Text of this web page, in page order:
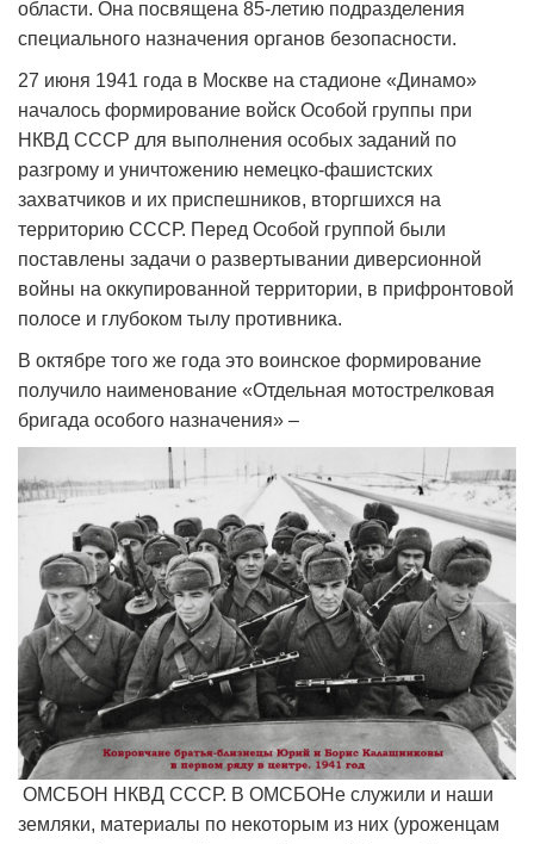
области. Она посвящена 85-летию подразделения
специального назначения органов безопасности.
27 июня 1941 года в Москве на стадионе «Динамо»
началось формирование войск Особой группы при
НКВД СССР для выполнения особых заданий по
разгрому и уничтожению немецко-фашистских
захватчиков и их приспешников, вторгшихся на
территорию СССР. Перед Особой группой были
поставлены задачи о развертывании диверсионной
войны на оккупированной территории, в прифронтовой
полосе и глубоком тылу противника.
В октябре того же года это воинское формирование
получило наименование «Отдельная мотострелковая
бригада особого назначения» –
ОМСБОН НКВД СССР. В ОМСБОНе служили и наши
земляки, материалы по некоторым из них (уроженцам